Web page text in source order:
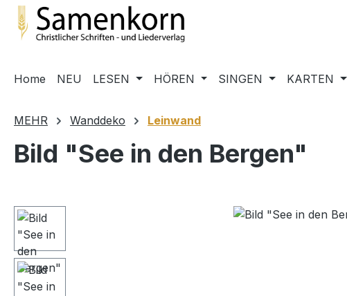
Hauptinhalt springen
Zur Suche springen
Zur Hauptnavigation springen
Home NEU LESEN HÖREN SINGEN KARTEN
MEHR Wanddeko Leinwand
Bild "See in den Bergen"
Bildergalerie überspringen